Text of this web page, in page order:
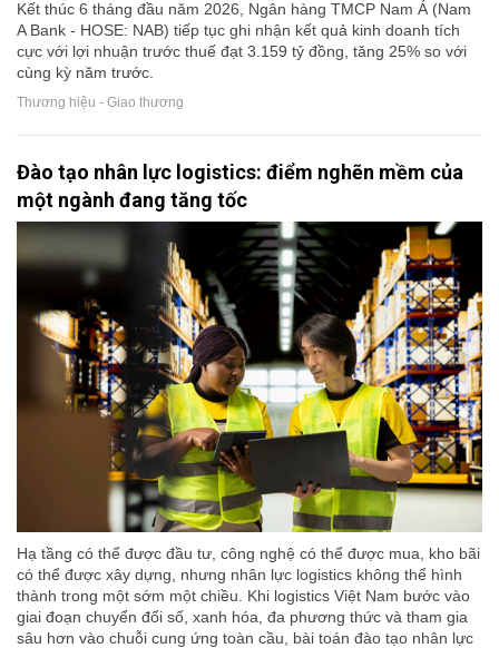
Kết thúc 6 tháng đầu năm 2026, Ngân hàng TMCP Nam Á (Nam
A Bank - HOSE: NAB) tiếp tục ghi nhận kết quả kinh doanh tích
cực với lợi nhuận trước thuế đạt 3.159 tỷ đồng, tăng 25% so với
cùng kỳ năm trước.
Thương hiệu - Giao thương
Đào tạo nhân lực logistics: điểm nghẽn mềm của
một ngành đang tăng tốc
Hạ tầng có thể được đầu tư, công nghệ có thể được mua, kho bãi
có thể được xây dựng, nhưng nhân lực logistics không thể hình
thành trong một sớm một chiều. Khi logistics Việt Nam bước vào
giai đoạn chuyển đổi số, xanh hóa, đa phương thức và tham gia
sâu hơn vào chuỗi cung ứng toàn cầu, bài toán đào tạo nhân lực